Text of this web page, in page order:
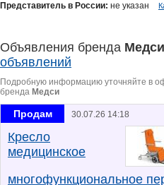
Представитель в России: не указан
Объявления бренда Медси
объявлений
Подробную информацию уточняйте в
бренда Медси
Продам 30.07.26 14:18
Кресло
медицинское
многофункциональное